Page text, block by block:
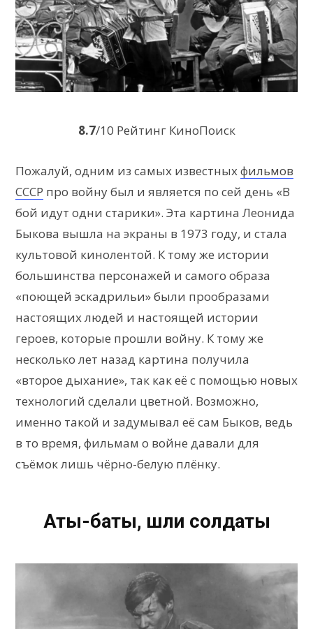
8.7/10 Рейтинг КиноПоиск
Пожалуй, одним из самых известныхфильмов
СССР про войну был и является по сей день «В
бой идут одни старики». Эта картина Леонида
Быкова вышла на экраны в 1973 году, и стала
культовой кинолентой. К тому же истории
большинства персонажей и самого образа
«поющей эскадрильи» были прообразами
настоящих людей и настоящей истории
героев, которые прошли войну. К тому же
несколько лет назад картина получила
«второе дыхание», так как её с помощью новых
технологий сделали цветной. Возможно,
именно такой и задумывал её сам Быков, ведь
в то время, фильмам о войне давали для
съёмок лишь чёрно-белую плёнку.
Аты-баты, шли солдаты